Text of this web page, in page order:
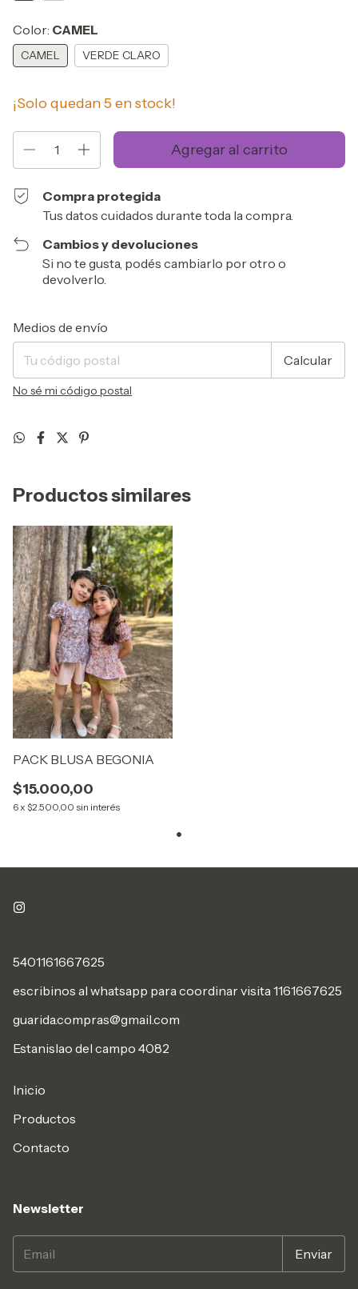
Color: CAMEL
CAMEL VERDE CLARO
¡Solo quedan5 en stock!
Compra protegida
Tus datos cuidados durante toda la compra.
Cambios y devoluciones
Si no te gusta, podés cambiarlo por otro o
devolverlo.
Entregas para el CP:
Medios de envío
Calcular
No sé mi código postal
Productos similares
PACK BLUSA BEGONIA
$15.000,00
6x $2.500,00 sin interés
5401161667625
escribinos al whatsapp para coordinar visita 1161667625
guarida.compras@gmail.com
Estanislao del campo 4082
Inicio
Productos
Contacto
Newsletter